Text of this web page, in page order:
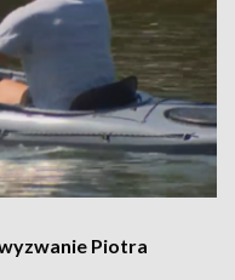
Piotra